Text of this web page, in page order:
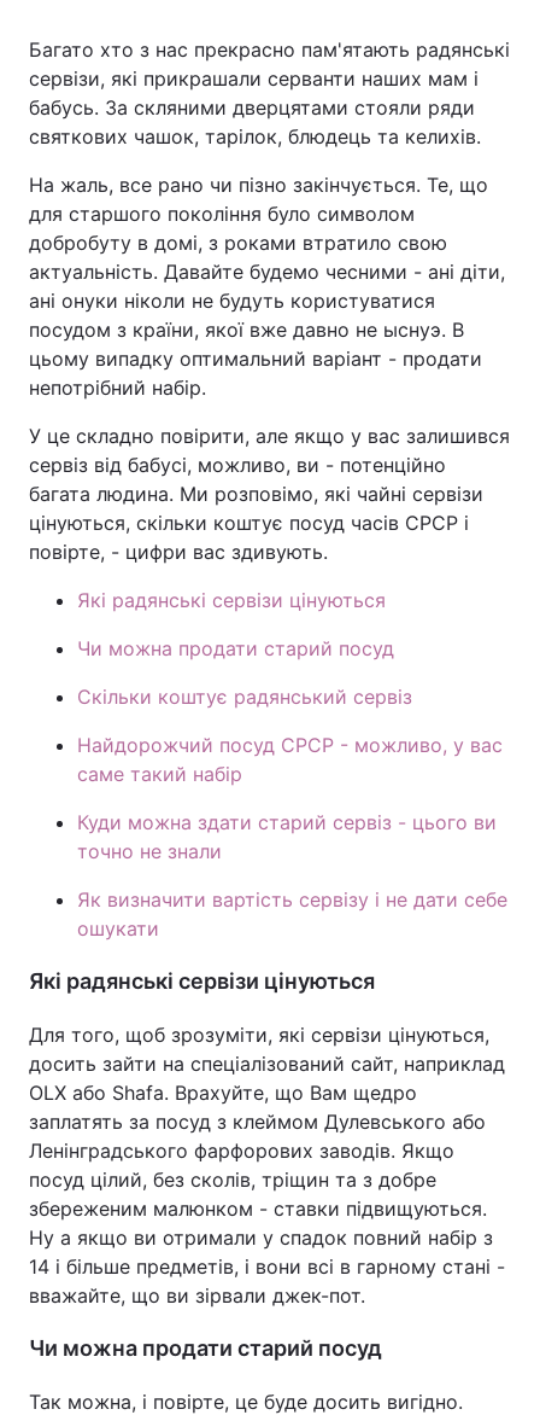
Багато хто з нас прекрасно пам'ятають радянські
сервізи, які прикрашали серванти наших мам і
бабусь. За скляними дверцятами стояли ряди
святкових чашок, тарілок, блюдець та келихів.
На жаль, все рано чи пізно закінчується. Те, що
для старшого покоління було символом
добробуту в домі, з роками втратило свою
актуальність. Давайте будемо чесними - ані діти,
ані онуки ніколи не будуть користуватися
посудом з країни, якої вже давно не ыснуэ. В
цьому випадку оптимальний варіант - продати
непотрібний набір.
У це складно повірити, але якщо у вас залишився
сервіз від бабусі, можливо, ви - потенційно
багата людина. Ми розповімо, які чайні сервізи
цінуються, скільки коштує посуд часів СРСР і
повірте, - цифри вас здивують.
Які радянські сервізи цінуються
Чи можна продати старий посуд
Скільки коштує радянський сервіз
Найдорожчий посуд СРСР - можливо, у вас
саме такий набір
Куди можна здати старий сервіз - цього ви
точно не знали
Як визначити вартість сервізу і не дати себе
ошукати
Які радянські сервізи цінуються
Для того, щоб зрозуміти, які сервізи цінуються,
досить зайти на спеціалізований сайт, наприклад
OLX або Shafa. Врахуйте, що Вам щедро
заплатять за посуд з клеймом Дулевського або
Ленінградського фарфорових заводів. Якщо
посуд цілий, без сколів, тріщин та з добре
збереженим малюнком - ставки підвищуються.
Ну а якщо ви отримали у спадок повний набір з
14 і більше предметів, і вони всі в гарному стані -
вважайте, що ви зірвали джек-пот.
Чи можна продати старий посуд
Так можна, і повірте, це буде досить вигідно.